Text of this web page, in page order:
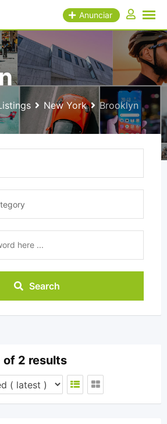
Anunciar
New York Brooklyn
Search
of 2 results